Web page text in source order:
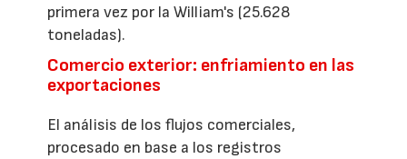
primera vez por la William's (25.628
toneladas).
Comercio exterior: enfriamiento en las
exportaciones
El análisis de los flujos comerciales,
procesado en base a los registros